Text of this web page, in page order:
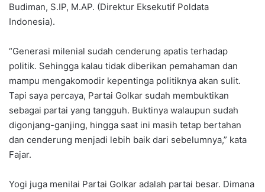
Budiman, S.IP, M.AP. (Direktur Eksekutif Poldata
Indonesia).
“Generasi milenial sudah cenderung apatis terhadap
politik. Sehingga kalau tidak diberikan pemahaman dan
mampu mengakomodir kepentinga politiknya akan sulit.
Tapi saya percaya, Partai Golkar sudah membuktikan
sebagai partai yang tangguh. Buktinya walaupun sudah
digonjang-ganjing, hingga saat ini masih tetap bertahan
dan cenderung menjadi lebih baik dari sebelumnya,” kata
Fajar.
Yogi juga menilai Partai Golkar adalah partai besar. Dimana